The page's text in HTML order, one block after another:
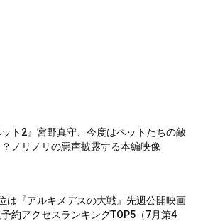
ット2』宮野真守、今度はペットたちの敵
ノリノリの悪声披露する本編映像
は『アルキメデスの大戦』先週公開映画
約アクセスランキングTOP5（7月第4